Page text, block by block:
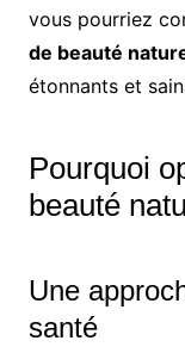
vous pourriez
de beauté
étonnants et
Pourquoi
beauté
Une
santé